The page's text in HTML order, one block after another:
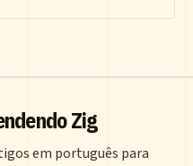
Zig
em português para